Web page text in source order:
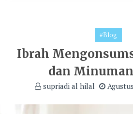
#Blog
Ibrah
dan
supriadi al hilal